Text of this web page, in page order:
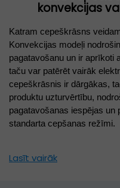
konvekcijas
Katram cepeškrāsns
Konvekcijas modeļi
pagatavošanu un ir aprīkoti
taču var patērēt vairāk
cepeškrāsnis ir dārgākas,
produktu uzturvērtību,
pagatavošanas iespējas un
standarta cepšanas režīmi.
Lasīt vairāk